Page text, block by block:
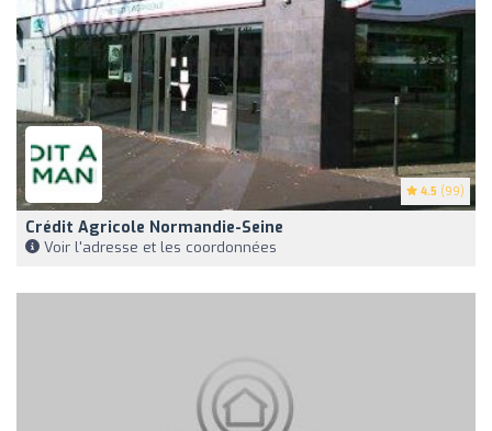
4.5 (99)
Crédit Agricole Normandie-Seine
Voir l'adresse et les coordonnées